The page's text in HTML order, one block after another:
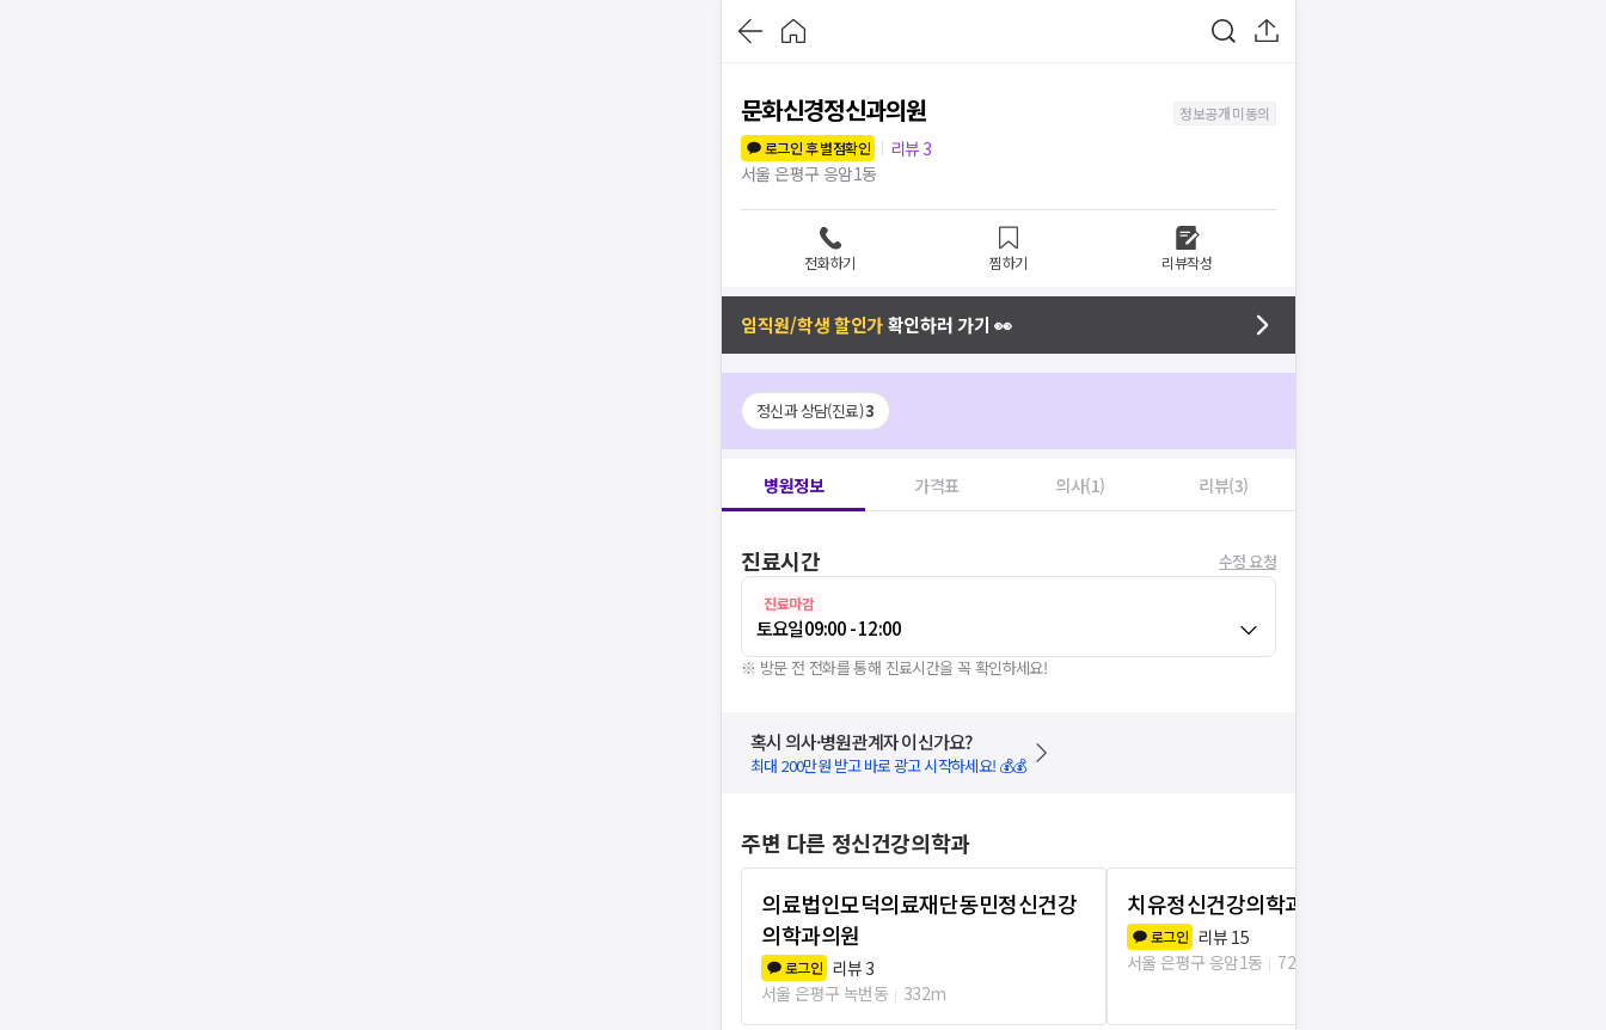
문화신경정신과의원
정보공개 미동의
로그인 후 별점확인
리뷰 3
서울 은평구 응암1동
전화하기 찜하기 리뷰작성
임직원/학생 할인가확인하러 가기 👀
정신과 상담(진료)3
병원정보 가격표 의사(1) 리뷰(3)
진료시간 수정 요청
진료마감
토요일09:00 - 12:00
※ 방문 전 전화를 통해 진료시간을 꼭 확인하세요!
혹시 의사·병원관계자 이신가요?
최대 200만원 받고 바로 광고 시작하세요! 💰💰
주변 다른 정신건강의학과
의료법인모덕의료재단동민정신건강
의학과의원
로그인 리뷰 3
서울 은평구 녹번동
332m
치유정신건강의학과의원
로그인 리뷰 15
서울 은평구 응암1동
721m